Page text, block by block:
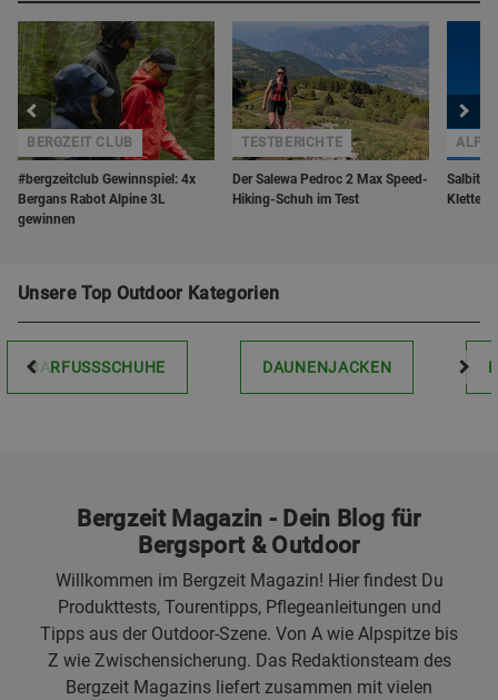
#bergzeitclub Gewinnspiel: 4x
Bergans Rabot Alpine 3L
gewinnen
BERGZEIT CLUB
Der Salewa Pedroc 2 Max Speed-
Hiking-Schuh im Test
TESTBERICHTE
Unsere Top Outdoor Kategorien
BARFUSSSCHUHE DAUNENJACKEN
Bergzeit Magazin - Dein Blog für
Bergsport & Outdoor
Willkommen im Bergzeit Magazin! Hier findest Du
Produkttests, Tourentipps, Pflegeanleitungen und
Tipps aus der Outdoor-Szene. Von A wie Alpspitze bis
Z wie Zwischensicherung. Das Redaktionsteam des
Bergzeit Magazins liefert zusammen mit vielen